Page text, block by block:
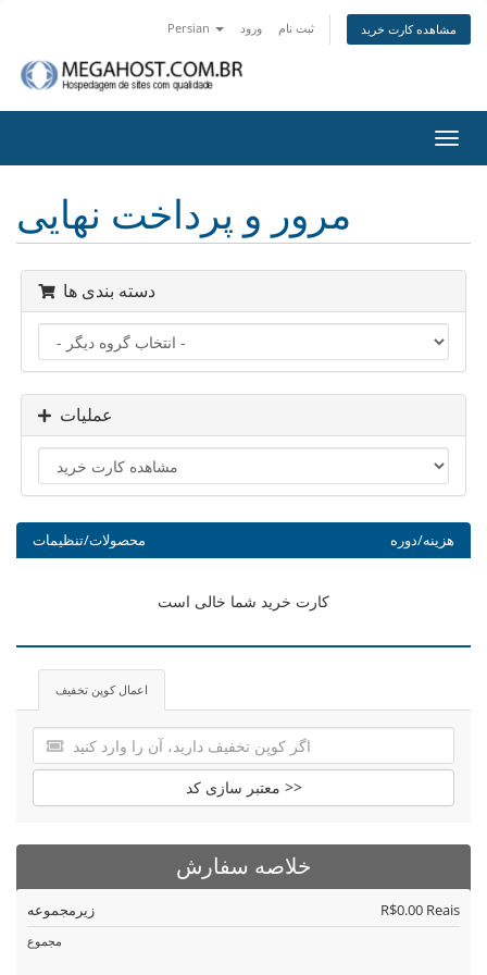
Persian ورود ثبت نام مشاهده کارت خرید
تغییر
مرور و پرداخت نهایی
دسته بندی ها
عملیات
محصولات/تنظیمات هزینه/دوره
کارت خرید شما خالی است
اعمال کوپن تخفیف
معتبر سازی کد >>
خلاصه سفارش
زیرمجموعه R$0.00 Reais
مجموع